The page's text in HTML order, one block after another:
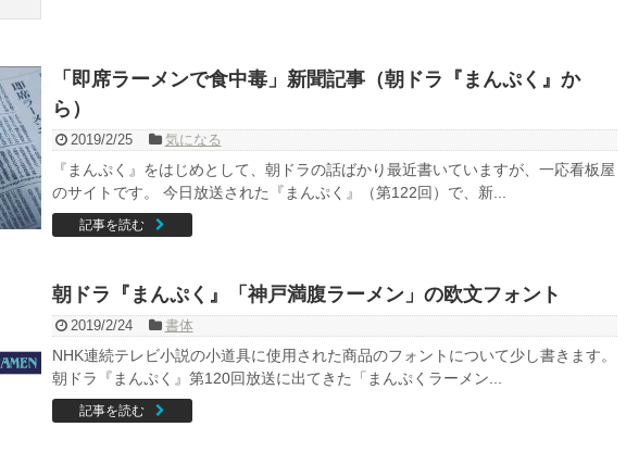
「即席ラーメンで食中毒」新聞記事（朝ドラ『まんぷく』か
ら）
2019/2/25 気になる
『まんぷく』をはじめとして、朝ドラの話ばかり最近書いていますが、一応看板屋
のサイトです。 今日放送された『まんぷく』（第122回）で、新...
記事を読む
朝ドラ『まんぷく』「神戸満腹ラーメン」の欧文フォント
2019/2/24 書体
NHK連続テレビ小説の小道具に使用された商品のフォントについて少し書きます。
朝ドラ『まんぷく』第120回放送に出てきた「まんぷくラーメン...
記事を読む